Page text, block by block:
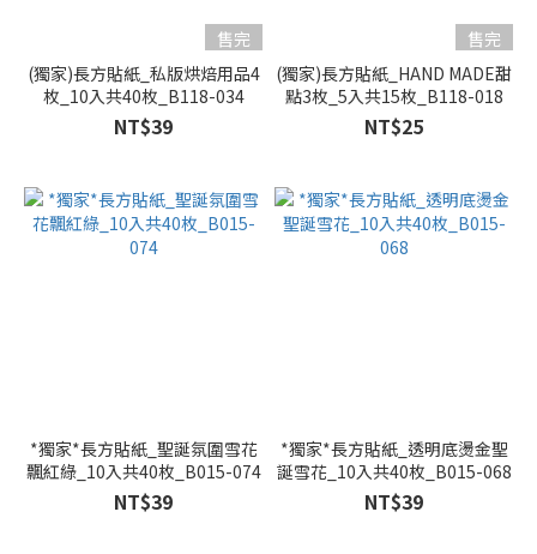
售完
(獨家)長方貼紙_私版烘焙用品4
枚_10入共40枚_B118-034
NT$39
售完
(獨家)長方貼紙_HAND MADE甜
點3枚_5入共15枚_B118-018
NT$25
*獨家*長方貼紙_聖誕氛圍雪花
飄紅綠_10入共40枚_B015-074
NT$39
*獨家*長方貼紙_透明底燙金聖
誕雪花_10入共40枚_B015-068
NT$39